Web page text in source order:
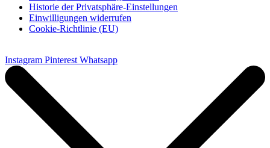
Historie der Privatsphäre-Einstellungen
Einwilligungen widerrufen
Cookie-Richtlinie (EU)
Instagram Pinterest Whatsapp